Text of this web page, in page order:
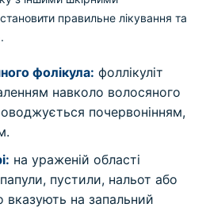
правильне лікування та
фолікула: фоллікуліт
навколо волосяного
почервонінням,
на ураженій області
пустили, нальот або
вказують на запальний